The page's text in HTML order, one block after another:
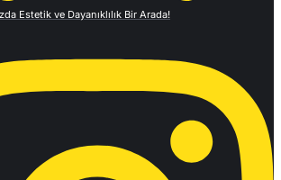
Estetik ve Dayanıklılık Bir Arada!